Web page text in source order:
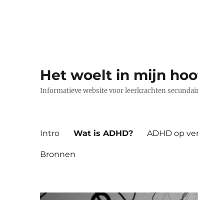
Het woelt in mijn
Informatieve website voor leerkrachten
Intro Wat is ADHD? ADHD op
Bronnen